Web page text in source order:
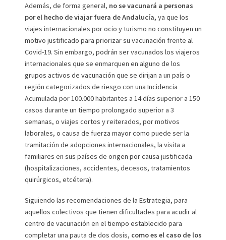
Además, de forma general, no se vacunará a personas
por el hecho de viajar fuera de Andalucía, ya que los
viajes internacionales por ocio y turismo no constituyen un
motivo justificado para priorizar su vacunación frente al
Covid-19. Sin embargo, podrán ser vacunados los viajeros
internacionales que se enmarquen en alguno de los
grupos activos de vacunación que se dirijan a un país o
región categorizados de riesgo con una Incidencia
Acumulada por 100.000 habitantes a 14 días superior a 150
casos durante un tiempo prolongado superior a 3
semanas, o viajes cortos y reiterados, por motivos
laborales, o causa de fuerza mayor como puede ser la
tramitación de adopciones internacionales, la visita a
familiares en sus países de origen por causa justificada
(hospitalizaciones, accidentes, decesos, tratamientos
quirúrgicos, etcétera).
Siguiendo las recomendaciones de la Estrategia, para
aquellos colectivos que tienen dificultades para acudir al
centro de vacunación en el tiempo establecido para
completar una pauta de dos dosis, como es el caso de los